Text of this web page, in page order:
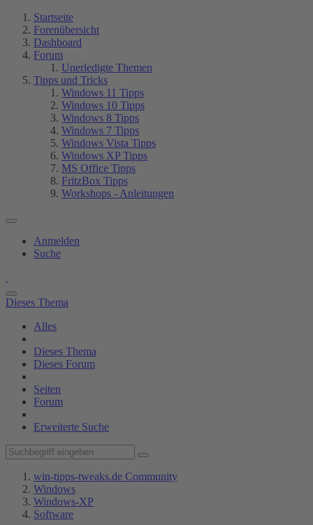
Startseite
Forenübersicht
Dashboard
Forum
Unerledigte Themen
Tipps und Tricks
Windows 11 Tipps
Windows 10 Tipps
Windows 8 Tipps
Windows 7 Tipps
Windows Vista Tipps
Windows XP Tipps
MS Office Tipps
FritzBox Tipps
Workshops - Anleitungen
Anmelden
Suche
Dieses Thema
Alles
Dieses Thema
Dieses Forum
Seiten
Forum
Erweiterte Suche
win-tipps-tweaks.de Community
Windows
Windows-XP
Software